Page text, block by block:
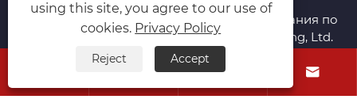
Авторское право © 2026 Шанхайская компания по
автоматическому оборудованию Xunzhitong, Ltd.
Все права защищены.
RSSXMLPrivacy Policy
 
using this site, you agree to our use of
cookies. Privacy Policy
Reject Accept